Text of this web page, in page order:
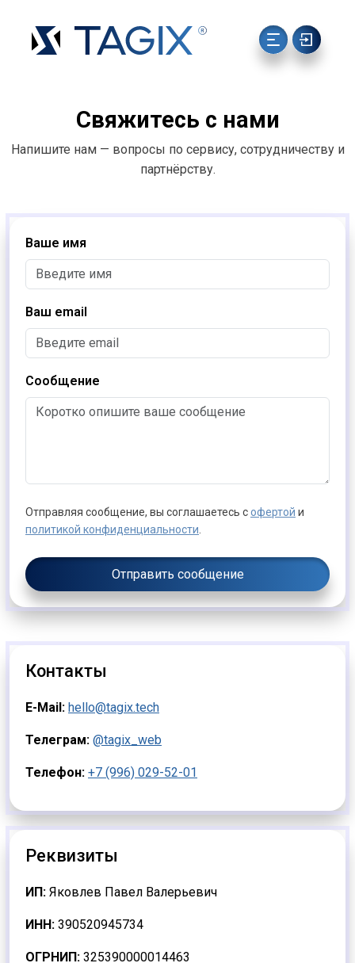
Свяжитесь с нами
Напишите нам — вопросы по сервису, сотрудничеству и
партнёрству.
Ваше имя
Ваш email
Сообщение
Отправляя сообщение, вы соглашаетесь софертой и
политикой конфиденциальности
Отправить сообщение
Контакты
E-Mail: hello@tagix.tech
Телеграм: @tagix_web
Телефон: +7 (996) 029-52-01
Реквизиты
ИП: Яковлев Павел Валерьевич
ИНН: 390520945734
ОГРНИП: 325390000014463